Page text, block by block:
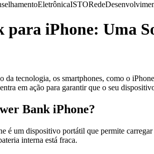
EletrônicaISTORede
para iPhone: Uma
da tecnologia, os smartphones, como o
em ação para garantir que o seu
Bank iPhone?
é um dispositivo portátil que permite
interna está fraca.